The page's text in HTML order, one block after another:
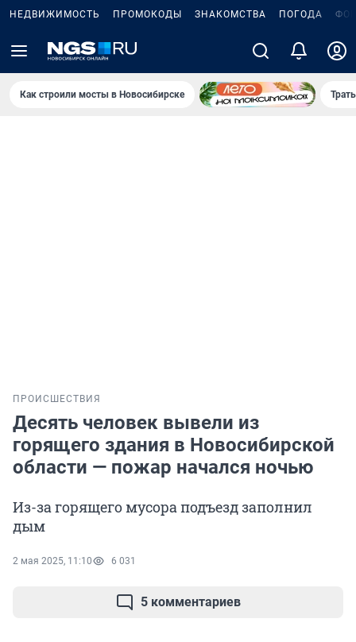
НЕДВИЖИМОСТЬ ПРОМОКОДЫ ЗНАКОМСТВА ПОГОДА
Как строили мосты в Новосибирске
ПРОИСШЕСТВИЯ
Десять человек вывели из
горящего здания в Новосибирской
области — пожар начался ночью
Из-за горящего мусора подъезд заполнил
дым
2 мая 2025, 11:10 6 031
5 комментариев